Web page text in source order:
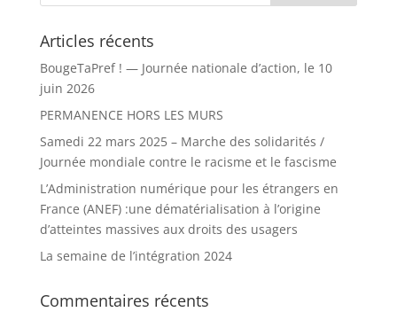
Articles récents
BougeTaPref ! — Journée nationale d’action, le 10
juin 2026
PERMANENCE HORS LES MURS
Samedi 22 mars 2025 – Marche des solidarités /
Journée mondiale contre le racisme et le fascisme
L’Administration numérique pour les étrangers en
France (ANEF) :une dématérialisation à l’origine
d’atteintes massives aux droits des usagers
La semaine de l’intégration 2024
Commentaires récents